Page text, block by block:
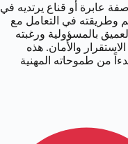
عابرة أو قناع يرتديه في
وطريقته في التعامل مع
بالمسؤولية ورغبته
والأمان. هذه
من طموحاته المهنية